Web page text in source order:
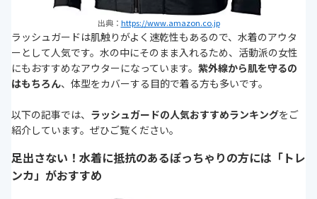
出典： https://www.amazon.co.jp
ラッシュガードは肌触りがよく速乾性もあるので、水着のアウタ
ーとして人気です。水の中にそのまま入れるため、活動派の女性
にもおすすめなアウターになっています。 紫外線から肌を守るの
はもちろん、体型をカバーする目的で着る方も多いです。
以下の記事では、 ラッシュガードの人気おすすめランキングをご
紹介しています。ぜひご覧ください。
足出さない！水着に抵抗のあるぽっちゃりの方には「トレ
ンカ」がおすすめ